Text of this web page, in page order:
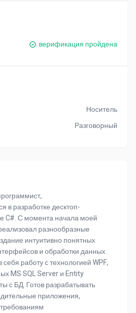
верификация пройдена
Носитель
Разговорный
в разработке десктоп-
C#. С момента начала моей
разнообразные
интуитивно понятных
и обработки данных.
работу с технологией WPF,
MS SQL Server и Entity
с БД. Готов разрабатывать
приложения,